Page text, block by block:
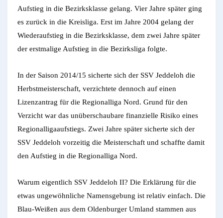
Aufstieg in die Bezirksklasse gelang. Vier Jahre später ging
es zurück in die Kreisliga. Erst im Jahre 2004 gelang der
Wiederaufstieg in die Bezirksklasse, dem zwei Jahre später
der erstmalige Aufstieg in die Bezirksliga folgte.
In der Saison 2014/15 sicherte sich der SSV Jeddeloh die
Herbstmeisterschaft, verzichtete dennoch auf einen
Lizenzantrag für die Regionalliga Nord. Grund für den
Verzicht war das unüberschaubare finanzielle Risiko eines
Regionalligaaufstiegs. Zwei Jahre später sicherte sich der
SSV Jeddeloh vorzeitig die Meisterschaft und schaffte damit
den Aufstieg in die Regionalliga Nord.
Warum eigentlich SSV Jeddeloh II? Die Erklärung für die
etwas ungewöhnliche Namensgebung ist relativ einfach. Die
Blau-Weißen aus dem Oldenburger Umland stammen aus